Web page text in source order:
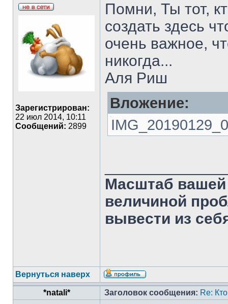
Зарегистрирован:
22 июл 2014, 10:11
Сообщений: 2899
Помни, Ты тот,
создать здесь
очень важное,
никогда...
Аля Риш
Вложение:
Масштаб вашей
величиной
вывести из
Вернуться наверх
*natali* Заголовок сообщения: Re: